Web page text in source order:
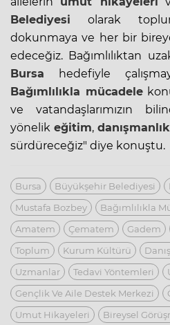
Belediyesi olarak
dokunmaya ve her bir
edeceğiz. Bağımlılıktan
Bursa hedefiyle
Bağımlılıkla mücadele
ve vatandaşlarımızın
yönelikeğitim,danışmanlık
sürdüreceğiz" diye konuştu.
Bursa Büyükşehir Belediyesi
Mustafa Bozbey
Bağımlılıkla
Amatem
Çematem Gadem
Toplum
Kurum Kültürü
Uzmanlar
Tedavi Yöntemleri
Gençlik Ve Aile Destek Merkezi
Umut Hikayeleri
Bireysel